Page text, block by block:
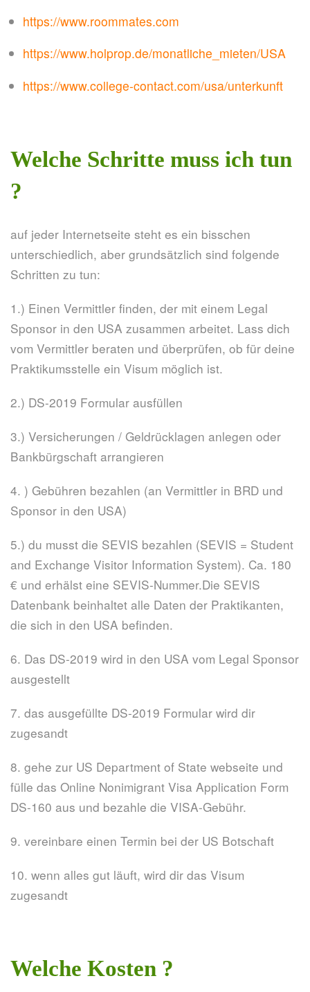
https://www.roommates.com
https://www.holprop.de/monatliche_mieten/USA
https://www.college-contact.com/usa/unterkunft
Welche Schritte muss ich tun
?
auf jeder Internetseite steht es ein bisschen
unterschiedlich, aber grundsätzlich sind folgende
Schritten zu tun:
1.) Einen Vermittler finden, der mit einem Legal
Sponsor in den USA zusammen arbeitet. Lass dich
vom Vermittler beraten und überprüfen, ob für deine
Praktikumsstelle ein Visum möglich ist.
2.) DS-2019 Formular ausfüllen
3.) Versicherungen / Geldrücklagen anlegen oder
Bankbürgschaft arrangieren
4. ) Gebühren bezahlen (an Vermittler in BRD und
Sponsor in den USA)
5.) du musst die SEVIS bezahlen (SEVIS = Student
and Exchange Visitor Information System). Ca. 180
€ und erhälst eine SEVIS-Nummer.Die SEVIS
Datenbank beinhaltet alle Daten der Praktikanten,
die sich in den USA befinden.
6. Das DS-2019 wird in den USA vom Legal Sponsor
ausgestellt
7. das ausgefüllte DS-2019 Formular wird dir
zugesandt
8. gehe zur US Department of State webseite und
fülle das Online Nonimigrant Visa Application Form
DS-160 aus und bezahle die VISA-Gebühr.
9. vereinbare einen Termin bei der US Botschaft
10. wenn alles gut läuft, wird dir das Visum
zugesandt
Welche Kosten ?